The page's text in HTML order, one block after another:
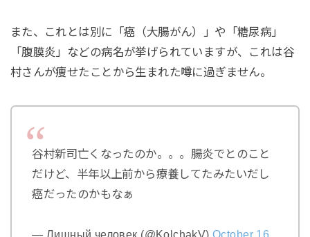
また、これとは別に「癌（大腸がん）」や「糖尿病」
「腹膜炎」などの病名が挙げられていますが、これは谷
村さんが痩せたことから生まれた噂に過ぎません。
谷村新司亡くなったのか。。。腸炎でとのこと
だけど、半年以上前から療養してたみたいだし
癌だったのかもなぁ
— Лишный человек (@KolchakV)October 16,